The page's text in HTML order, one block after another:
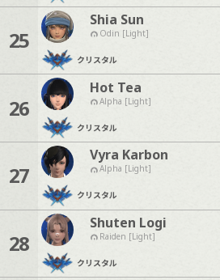
25
Shia Sun
Odin [Light]
クリスタル
26
Hot Tea
Alpha [Light]
クリスタル
27
Vyra Karbon
Alpha [Light]
クリスタル
28
Shuten Logi
Raiden [Light]
クリスタル